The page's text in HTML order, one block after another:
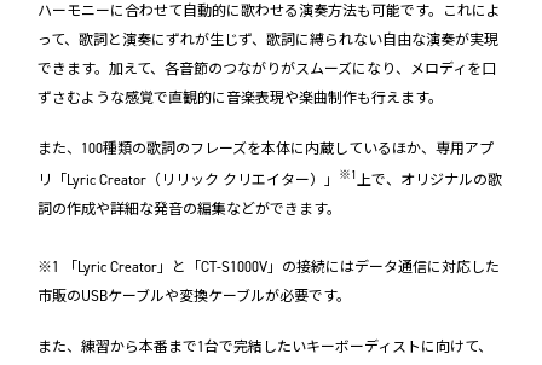
ハーモニーに合わせて自動的に歌わせる演奏方法も可能です。これによ
って、歌詞と演奏にずれが生じず、歌詞に縛られない自由な演奏が実現
できます。加えて、各音節のつながりがスムーズになり、メロディを口
ずさむような感覚で直観的に音楽表現や楽曲制作も行えます。
また、100種類の歌詞のフレーズを本体に内蔵しているほか、専用アプ
リ「Lyric Creator（リリック クリエイター）」
※1上で、オリジナルの歌
詞の作成や詳細な発音の編集などができます。
※1 「Lyric Creator」と「CT-S1000V」の接続にはデータ通信に対応した
市販のUSBケーブルや変換ケーブルが必要です。
また、練習から本番まで1台で完結したいキーボーディストに向けて、